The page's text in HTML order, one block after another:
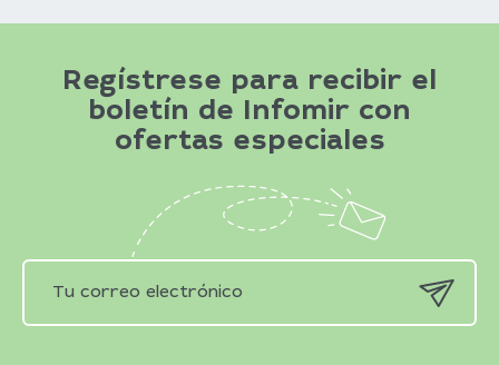
Regístrese para recibir el
boletín de Infomir con
ofertas especiales